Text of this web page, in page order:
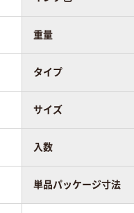
重量
タイプ
サイズ
入数
単品パッケージ寸法